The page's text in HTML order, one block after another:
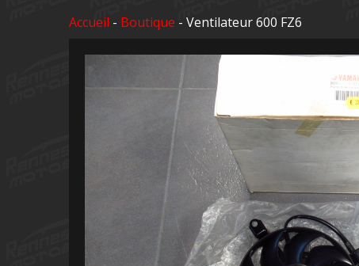
Accueil - Boutique - Ventilateur 600 FZ6